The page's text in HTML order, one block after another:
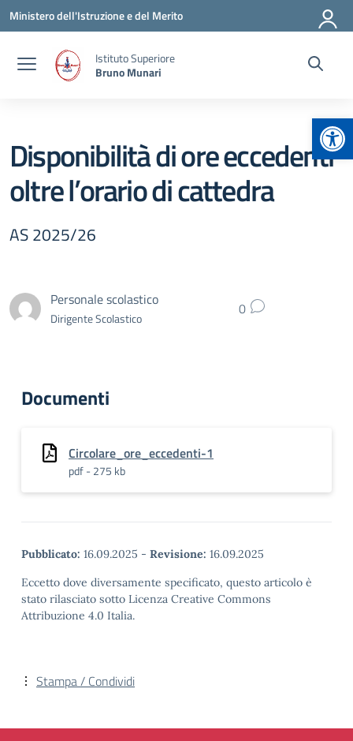
Vai ai contenuti
Vai al menu di navigazione
Vai al footer
Ministero dell'Istruzione e del Merito
Istituto Superiore
Bruno Munari
Disponibilità di ore eccedenti
oltre l’orario di cattedra
AS 2025/26
Personale scolastico
Dirigente Scolastico 0
Documenti
Circolare_ore_eccedenti-1
pdf - 275 kb
Pubblicato: 16.09.2025 - Revisione: 16.09.2025
Eccetto dove diversamente specificato, questo articolo è
stato rilasciato sotto Licenza Creative Commons
Attribuzione 4.0 Italia.
Stampa / Condividi